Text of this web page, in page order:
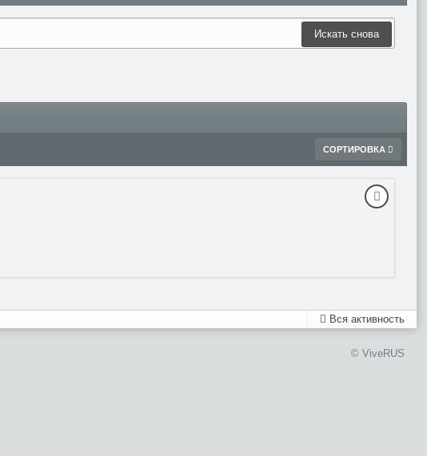
Искать снова
СОРТИРОВКА
Вся активность
© ViveRUS